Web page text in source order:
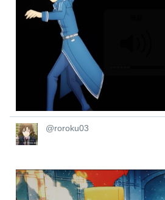
@roroku03